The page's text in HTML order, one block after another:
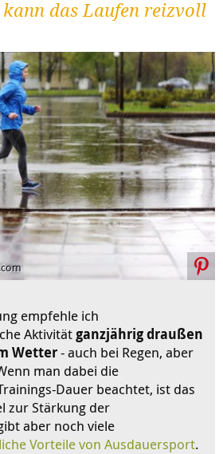
kann das Laufen reizvoll
empfehle ich
Aktivitätganzjährig draußen
Wetter- auch bei Regen, aber
man dabei die
Dauer beachtet, ist das
zur Stärkung der
aber noch viele
Vorteile von Ausdauersport.